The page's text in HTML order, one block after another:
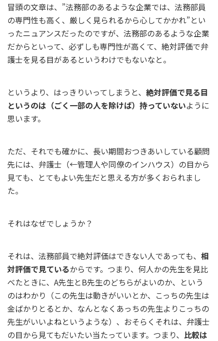
冒頭の文章は、”法務部のあるような企業では、法務部員
の専門性も高く、厳しく見られるから心してかかれ”とい
ったニュアンスだったのですが、法務部のあるような企業
だからといって、必ずしも専門性が高くて、絶対評価で弁
護士を見る目があるというわけでもないなと。
というより、はっきりいってしまうと、 絶対評価で見る目
というのは（ごく一部の人を除けば）持っていないように
思います。
ただ、それでも確かに、長い期間おつきあいしている顧問
先には、弁護士（←管理人や同僚のインハウス）の目から
見ても、とてもよい先生だと思える方が多くおられまし
た。
それはなぜでしょうか？
それは、法務部員で絶対評価はできない人であっても、 相
対評価で見ているからです。つまり、何人かの先生を見比
べたときに、A先生とB先生のどちらがよいのか、という
のはわかり（この先生は動きがいいとか、こっちの先生は
金ばかりとるとか、なんとなくあっちの先生よりこっちの
先生がいいよねというような）、おそらくそれは、弁護士
の目から見てもだいたい当たっています。つまり、 比較は